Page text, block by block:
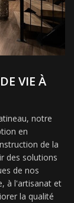
VIE À
notre
en
de la
des solutions
de nos
à l'artisanat et
la qualité